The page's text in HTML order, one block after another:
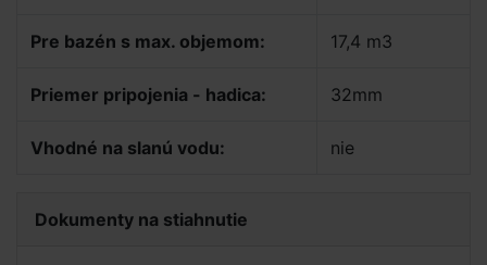
Pre bazén s max. objemom: 17,4 m3
Priemer pripojenia - hadica: 32mm
Vhodné na slanú vodu: nie
Dokumenty na stiahnutie